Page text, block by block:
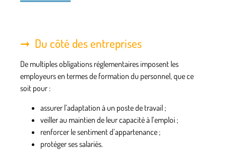
Du côté des entreprises
De multiplesobligations réglementaires imposent les
employeurs en termes de formation du personnel, que ce
soit pour :
assurer l’adaptation à un poste de travail ;
veiller au maintien de leur capacité à l’emploi ;
renforcer le sentiment d’appartenance ;
protéger ses salariés.